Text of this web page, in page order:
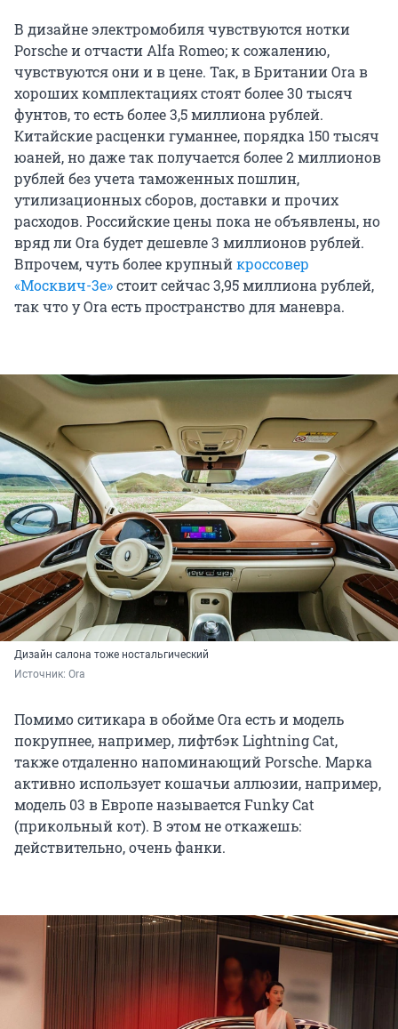
В дизайне электромобиля чувствуются нотки
Porsche и отчасти Alfa Romeo; к сожалению,
чувствуются они и в цене. Так, в Британии Ora в
хороших комплектациях стоят более 30 тысяч
фунтов, то есть более 3,5 миллиона рублей.
Китайские расценки гуманнее, порядка 150 тысяч
юаней, но даже так получается более 2 миллионов
рублей без учета таможенных пошлин,
утилизационных сборов, доставки и прочих
расходов. Российские цены пока не объявлены, но
вряд ли Ora будет дешевле 3 миллионов рублей.
Впрочем, чуть более крупныйкроссовер
«Москвич-3е»стоит сейчас 3,95 миллиона рублей,
так что у Ora есть пространство для маневра.
Дизайн салона тоже ностальгический
Источник: Ora
Помимо ситикара в обойме Ora есть и модель
покрупнее, например, лифтбэк Lightning Cat,
также отдаленно напоминающий Porsche. Марка
активно использует кошачьи аллюзии, например,
модель 03 в Европе называется Funky Cat
(прикольный кот). В этом не откажешь:
действительно, очень фанки.